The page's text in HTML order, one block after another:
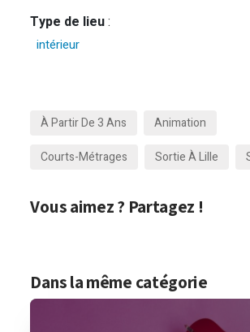
Type de lieu:
intérieur
À Partir De 3 Ans
Animation
Courts-Métrages
Sortie À Lille
Vous aimez ? Partagez !
Dans la même catégorie